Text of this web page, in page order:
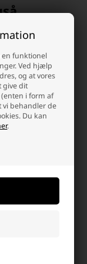
en funktionel
Ved hjælp
og at vores
give dit
i form af
vi behandler de
Du kan
.